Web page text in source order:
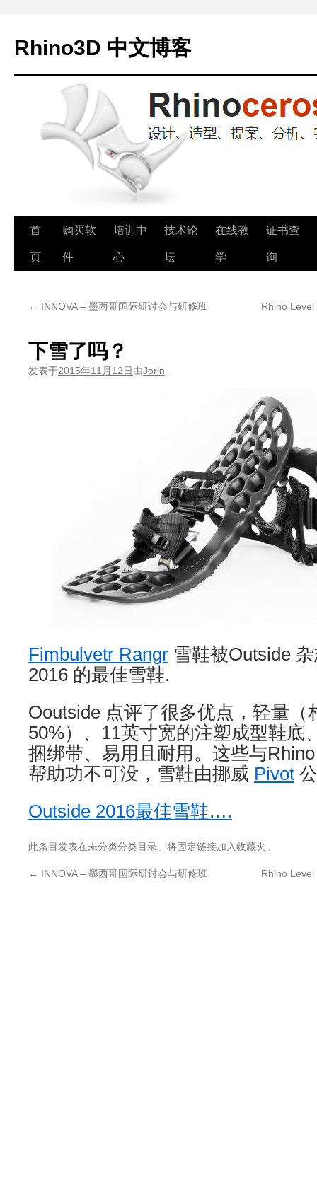
Rhino3D 中文博客
跳
至
首
页
购买软
件
培训中
心
技术论
坛
在线教
学
证书查
询
← INNOVA – 墨西哥国际研讨会与研修班 Rhino
下雪了吗？
发表于2015年11月12日由Jorin
Fimbulvetr Rangr 雪鞋被Outside
2016 的最佳雪鞋.
Ooutside 点评了很多优点，轻量（
50%）、11英寸宽的注塑成型鞋底
捆绑带、易用且耐用。这些与
帮助功不可没，雪鞋由挪威 Pivot
Outside 2016最佳雪鞋….
此条目发表在未分类分类目录。将固定链接加入收藏夹。
← INNOVA – 墨西哥国际研讨会与研修班 Rhino